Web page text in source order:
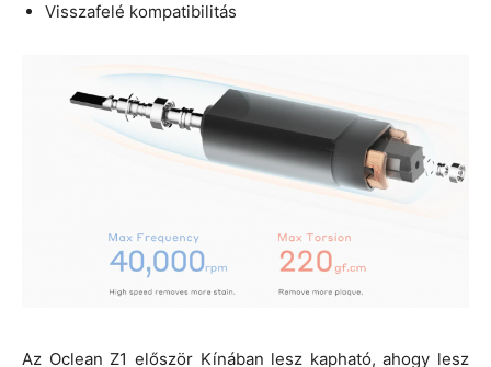
Visszafelé kompatibilitás
Az Oclean Z1 először Kínában lesz kapható, ahogy lesz